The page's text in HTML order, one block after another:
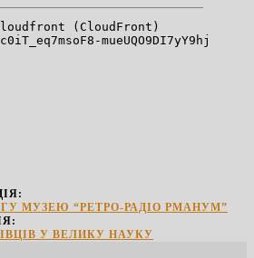
МУЗЕЮ “РЕТРО-РАДІО РМАНУМ”
У ВЕЛИКУ НАУКУ